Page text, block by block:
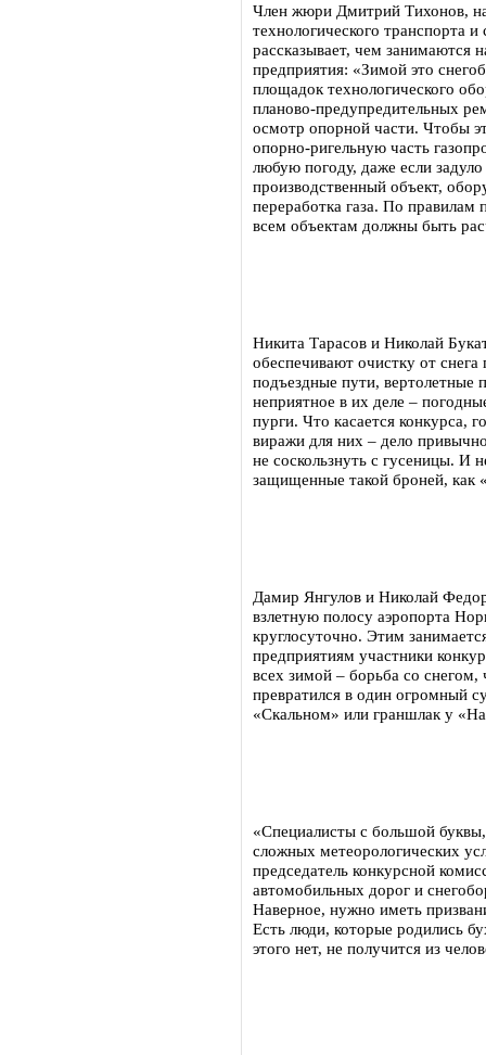
Член жюри Дмитрий Тихонов,
технологического транспорта
рассказывает, чем занимаются
предприятия: «Зимой это
площадок технологического
планово-предупредительных
осмотр опорной части. Чтобы
опорно-ригельную часть
любую погоду, даже если
производственный объект,
переработка газа. По правилам
всем объектам должны быть
Никита Тарасов и Николай
обеспечивают очистку от снега
подъездные пути, вертолетные
неприятное в их деле –
пурги. Что касается конкурса,
виражи для них – дело
не соскользнуть с гусеницы. И
защищенные такой броней, как
Дамир Янгулов и Николай
взлетную полосу аэропорта
круглосуточно. Этим
предприятиям участники
всех зимой – борьба со
превратился в один огромный
«Скальном» или граншлак у
«Специалисты с большой
сложных метеорологических
председатель конкурсной
автомобильных дорог и
Наверное, нужно иметь
Есть люди, которые родились
этого нет, не получится из